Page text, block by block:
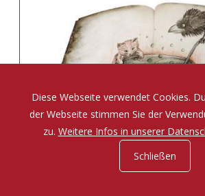
Eine Zauberposse von Michael Ende
Diese Webseite verwendet Cookies.
der Webseite stimmen Sie der
zu. Weitere Infos in unserer
Schließen